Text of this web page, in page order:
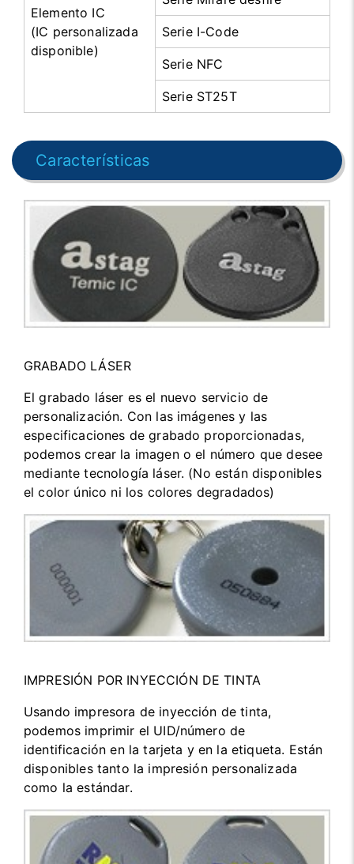
Elemento IC
(IC personalizada
disponible)
Serie I-Code
Serie NFC
Serie ST25T
Características
GRABADO LÁSER
El grabado láser es el nuevo servicio de
personalización. Con las imágenes y las
especificaciones de grabado proporcionadas,
podemos crear la imagen o el número que desee
mediante tecnología láser. (No están disponibles
el color único ni los colores degradados)
IMPRESIÓN POR INYECCIÓN DE TINTA
Usando impresora de inyección de tinta,
podemos imprimir el UID/número de
identificación en la tarjeta y en la etiqueta. Están
disponibles tanto la impresión personalizada
como la estándar.